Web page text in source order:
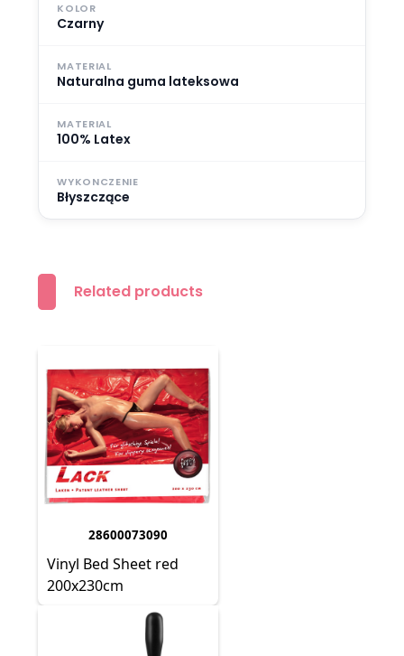
KOLOR
Czarny
MATERIAL
Naturalna guma lateksowa
MATERIAL
100% Latex
WYKONCZENIE
Błyszczące
Related products
28600073090
Vinyl Bed Sheet red
200x230cm